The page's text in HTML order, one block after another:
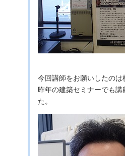
今回講師をお願いしたの
昨年の建築セミナーでも
た。